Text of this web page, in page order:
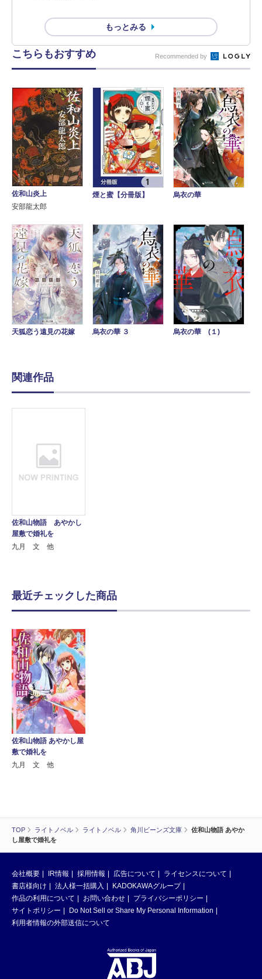
TOP ライトノベル ライトノベル 角川ビーンズ文庫
佐和山物語 あやか
し屋敷で婚礼を
もっとみる
こちらもおすすめ Recommended by
佐和山炎上
安部龍太郎
煙と蜜【分冊版】 烏衣の華
天狐恋う遠見の花嫁 烏衣の華 ３ 烏衣の華 (１)
関連作品
佐和山物語 あやかし
屋敷で婚礼を
九月 文 他
最近チェックした商品
佐和山物語 あやかし屋
敷で婚礼を
九月 文 他
会社概要 IR情報 採用情報 広告について
ライセンスについて
書店様向け
法人様一括購入
KADOKAWAグループ
作品の利用について
お問い合わせ
プライバシーポリシー
サイトポリシー
Do Not Sell or Share My Personal Information
利用者情報の外部送信について